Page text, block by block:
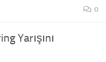
0
Yarışını